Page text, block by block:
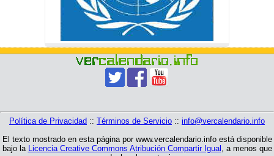
Política de Privacidad :: Términos de Servicio :: info@vercalendario.info
El texto mostrado en esta página por www.vercalendario.info está disponible
bajo la Licencia Creative Commons Atribución Compartir Igual , a menos que